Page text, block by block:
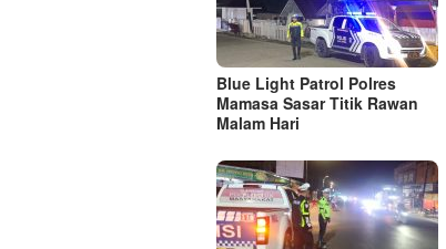
Blue Light Patrol Polres
Mamasa Sasar Titik Rawan
Malam Hari